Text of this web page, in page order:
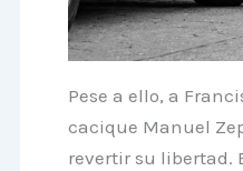
Pese a ello, a
cacique Manuel
revertir su libertad.